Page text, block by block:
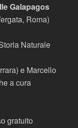
Galapagos
Roma)
Naturale
e Marcello
a cura
gratuito